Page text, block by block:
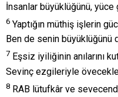
İnsanlar büyüklüğünü,
6 Yaptığın müthiş işlerin
Ben de senin büyüklüğünü
7 Eşsiz iyiliğinin anılarını
Sevinç ezgileriyle
8 RAB lütufkâr ve